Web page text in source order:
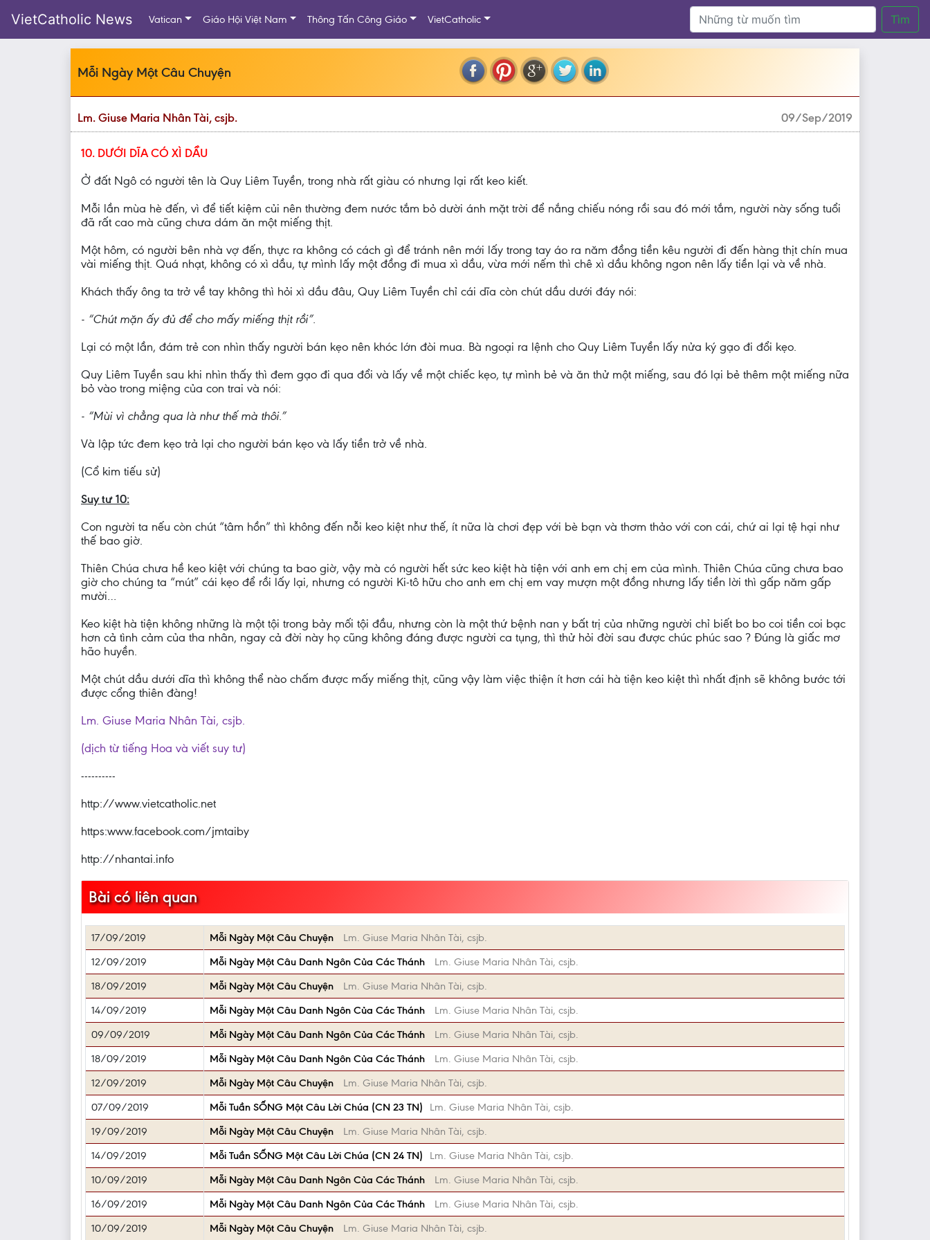
VietCatholic News Vatican Giáo Hội Việt Nam Thông Tấn Công Giáo VietCatholic Tìm
Mỗi Ngày Một Câu Chuyện
Lm. Giuse Maria Nhân Tài, csjb. 09/Sep/2019
10. DƯỚI DĨA CÓ XÌ DẦU
Ở đất Ngô có người tên là Quy Liêm Tuyền, trong nhà rất giàu có nhưng lại rất keo kiết.
Mỗi lần mùa hè đến, vì để tiết kiệm củi nên thường đem nước tắm bỏ dười ánh mặt trời để nắng chiếu nóng rồi sau đó mới tắm, người này sống tuổi
đã rất cao mà cũng chưa dám ăn một miếng thịt.
Một hôm, có người bên nhà vợ đến, thực ra không có cách gì để tránh nên mới lấy trong tay áo ra năm đồng tiền kêu người đi đến hàng thịt chín mua
vài miếng thịt. Quá nhạt, không có xì dầu, tự mình lấy một đồng đi mua xì dầu, vừa mới nếm thì chê xì dầu không ngon nên lấy tiền lại và về nhà.
Khách thấy ông ta trở về tay không thì hỏi xì dầu đâu, Quy Liêm Tuyền chỉ cái dĩa còn chút dầu dưới đáy nói:
- “Chút mặn ấy đủ để cho mấy miếng thịt rồi”.
Lại có một lần, đám trẻ con nhìn thấy người bán kẹo nên khóc lớn đòi mua. Bà ngoại ra lệnh cho Quy Liêm Tuyền lấy nửa ký gạo đi đổi kẹo.
Quy Liêm Tuyền sau khi nhìn thấy thì đem gạo đi qua đổi và lấy về một chiếc kẹo, tự mình bẻ và ăn thử một miếng, sau đó lại bẻ thêm một miếng nữa
bỏ vào trong miệng của con trai và nói:
- “Mùi vì chẳng qua là như thế mà thôi.”
Và lập tức đem kẹo trả lại cho người bán kẹo và lấy tiền trở về nhà.
(Cổ kim tiếu sử)
Suy tư 10:
Con người ta nếu còn chút “tâm hồn” thì không đến nỗi keo kiệt như thế, ít nữa là chơi đẹp với bè bạn và thơm thảo với con cái, chứ ai lại tệ hại như
thế bao giờ.
Thiên Chúa chưa hề keo kiệt với chúng ta bao giờ, vậy mà có người hết sức keo kiệt hà tiện với anh em chị em của mình. Thiên Chúa cũng chưa bao
giờ cho chúng ta “mút” cái kẹo để rồi lấy lại, nhưng có người Ki-tô hữu cho anh em chị em vay mượn một đồng nhưng lấy tiền lời thì gấp năm gấp
mười…
Keo kiệt hà tiện không những là một tội trong bảy mối tội đầu, nhưng còn là một thứ bệnh nan y bất trị của những người chỉ biết bo bo coi tiền coi bạc
hơn cả tình cảm của tha nhân, ngay cả đời này họ cũng không đáng được người ca tụng, thì thử hỏi đời sau được chúc phúc sao ? Đúng là giấc mơ
hão huyền.
Một chút dầu dưới dĩa thì không thể nào chấm được mấy miếng thịt, cũng vậy làm việc thiện ít hơn cái hà tiện keo kiệt thì nhất định sẽ không bước tới
được cổng thiên đàng!
Lm. Giuse Maria Nhân Tài, csjb.
(dịch từ tiếng Hoa và viết suy tư)
----------
http://www.vietcatholic.net
https:www.facebook.com/jmtaiby
http://nhantai.info
Bài có liên quan
17/09/2019 Mỗi Ngày Một Câu Chuyện
Lm. Giuse Maria Nhân Tài, csjb.
12/09/2019
Mỗi Ngày Một Câu Danh Ngôn Của Các Thánh
Lm. Giuse Maria Nhân Tài, csjb.
18/09/2019
Mỗi Ngày Một Câu Chuyện
Lm. Giuse Maria Nhân Tài, csjb.
14/09/2019
Mỗi Ngày Một Câu Danh Ngôn Của Các Thánh
Lm. Giuse Maria Nhân Tài, csjb.
09/09/2019
Mỗi Ngày Một Câu Danh Ngôn Của Các Thánh
Lm. Giuse Maria Nhân Tài, csjb.
18/09/2019
Mỗi Ngày Một Câu Danh Ngôn Của Các Thánh
Lm. Giuse Maria Nhân Tài, csjb.
12/09/2019
Mỗi Ngày Một Câu Chuyện
Lm. Giuse Maria Nhân Tài, csjb.
07/09/2019
Mỗi Tuần SỐNG Một Câu Lời Chúa (CN 23 TN)
Lm. Giuse Maria Nhân Tài, csjb.
19/09/2019
Mỗi Ngày Một Câu Chuyện
Lm. Giuse Maria Nhân Tài, csjb.
14/09/2019
Mỗi Tuần SỐNG Một Câu Lời Chúa (CN 24 TN)
Lm. Giuse Maria Nhân Tài, csjb.
10/09/2019
Mỗi Ngày Một Câu Danh Ngôn Của Các Thánh
Lm. Giuse Maria Nhân Tài, csjb.
16/09/2019
Mỗi Ngày Một Câu Danh Ngôn Của Các Thánh
Lm. Giuse Maria Nhân Tài, csjb.
10/09/2019
Mỗi Ngày Một Câu Chuyện Lm. Giuse Maria Nhân Tài, csjb.